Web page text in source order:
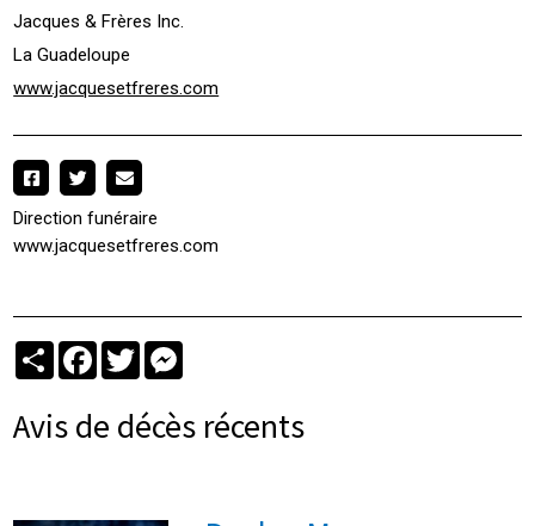
Jacques & Frères Inc.
La Guadeloupe
www.jacquesetfreres.com
Direction funéraire
www.jacquesetfreres.com
PartagerFacebook
Twitter
Avis de décès récents